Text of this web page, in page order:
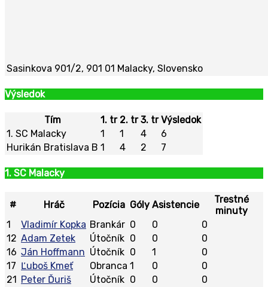
Sasinkova 901/2, 901 01 Malacky, Slovensko
Výsledok
Tím 1. tr 2. tr 3. tr Výsledok
1. SC Malacky
1 1 4
6
Hurikán Bratislava B 1 4 2 7
1. SC Malacky
# Hráč Pozícia Góly Asistencie
Trestné
minuty
1
Vladimír Kopka Brankár 0 0
0
12 Adam Zetek Útočník 0 0
0
16 Ján Hoffmann Útočník 0 1
0
17 Ľuboš Kmeť Obranca 1 0
0
21 Peter Ďuriš Útočník 0 0
0